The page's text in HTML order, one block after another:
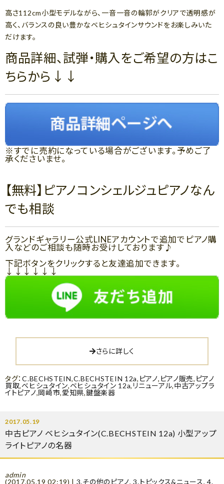
高さ112cm小型モデルながら、一音一音の輪郭がクリアで透明感が
高く、バランスの良い豊かなベヒシュタインサウンドをお楽しみいた
だけます。
商品詳細、試弾・購入をご希望の方はこ
ちらから↓↓
※すでに売約になっている場合がございます。予めご了
承くださいませ。
【無料】ピアノコンシェルジュピアノなん
でも相談
グランドギャラリー公式LINEアカウントで追加でピアノ購
入などのご相談も随時お受けしております♪
下記ボタンをクリックすると友達追加できます。
↓↓↓↓↓↓
さらに詳しく
タグ：C.BECHSTEIN,C.BECHSTEIN 12a, ピアノ, ピアノ販売, ピアノ
買取,ベヒシュタイン,ベヒシュタイン 12a, リニューアル,中古アップラ
イトピアノ,岡崎市,愛知県,鍵盤楽器
2017.05.19
中古ピアノ ベヒシュタイン(C.BECHSTEIN 12a) 小型アップ
ライトピアノの名器
admin
(2017.05.19 02:19) | 3.その他のピアノ,3.トピックス&ニュース,4.